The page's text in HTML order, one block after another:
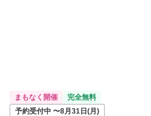
まもなく開催
完全無料
予約受付中 〜8月31日(月)